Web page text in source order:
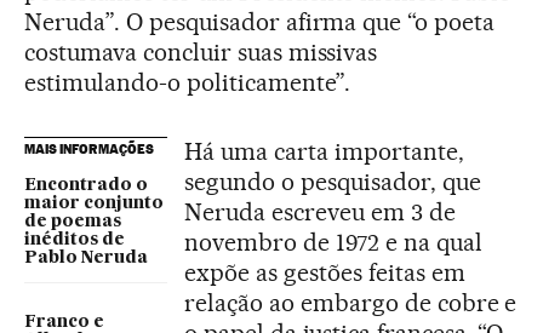
Neruda”. O pesquisador afirma que “o poeta
costumava concluir suas missivas
estimulando-o politicamente”.
MAIS INFORMAÇÕES
Encontrado o
maior conjunto
de poemas
inéditos de
Pablo Neruda
Franco e
Há uma carta importante,
segundo o pesquisador, que
Neruda escreveu em 3 de
novembro de 1972 e na qual
expõe as gestões feitas em
relação ao embargo de cobre e